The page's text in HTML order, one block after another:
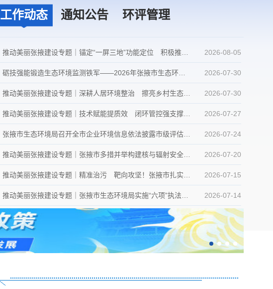
工作动态 通知公告 环评管理
推动美丽张掖建设专题｜锚定“一屏三地”功能定位 积极推进美丽张掖建设先行示范 2026-08-05
砺技强能锻造生态环境监测铁军——2026年张掖市生态环境监测大比武活动正式开赛 2026-07-30
推动美丽张掖建设专题｜深耕人居环境整治 擦亮乡村生态底色——张掖市深入开展农村环境治理工作 2026-07-30
推动美丽张掖建设专题｜技术赋能提质效 闭环管控强支撑——张掖市环评技术评估助力重大项目高效落地 2026-07-27
张掖市生态环境局召开全市企业环境信息依法披露市级评估安排部署暨业务培训工作会议 2026-07-24
推动美丽张掖建设专题｜张掖市多措并举构建核与辐射安全屏障 2026-07-20
推动美丽张掖建设专题｜精准治污 靶向攻坚！张掖市扎实推进大气污染防治工作 2026-07-15
推动美丽张掖建设专题｜张掖市生态环境局实施“六项”执法模式，不断提升生态环境执法工作质效 2026-07-14